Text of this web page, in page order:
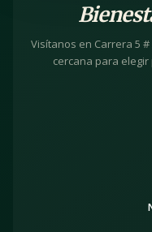
Visítanos en Carrera 5
cercana para